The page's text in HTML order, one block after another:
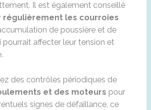
Il est également conseillé
régulièrement les courroies
de poussière et de
pourrait affecter leur tension et
des contrôles périodiques de
et des moteurs pour
signes de défaillance, ce